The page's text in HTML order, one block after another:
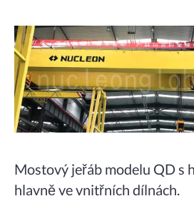
Mostový jeřáb modelu QD s
hlavně ve vnitřních dílnách.